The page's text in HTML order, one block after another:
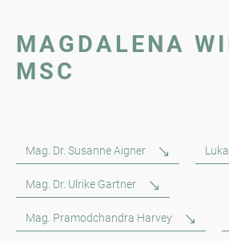
MAGDALENA
MSC
Mag. Dr. Susanne Aigner
Mag. Dr. Ulrike Gartner
Mag. Pramodchandra Harvey